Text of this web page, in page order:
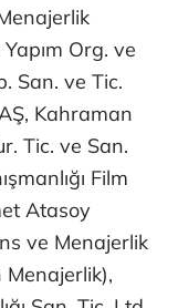
Org. ve
San. ve Tic.
Kahraman
Tic. ve San.
Film
Atasoy
ve Menajerlik